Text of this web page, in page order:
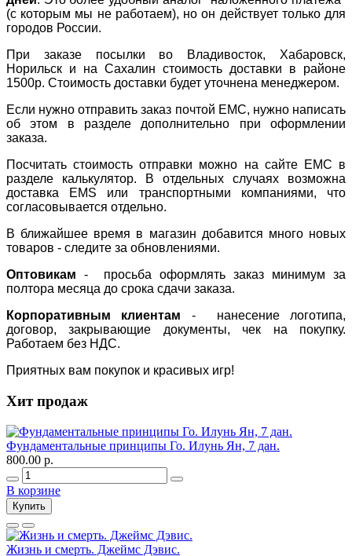
(с которым мы не работаем), но он действует только для
городов России.
При заказе посылки во Владивосток, Хабаровск,
Норильск и на Сахалин стоимость доставки в районе
1500р. Стоимость доставки будет уточнена менеджером.
Если нужно отправить заказ почтой ЕМС, нужно написать
об этом в разделе дополнительно при оформлении
заказа.
Посчитать стоимость отправки можно на сайте ЕМС в
разделе калькулятор. В отдельных случаях возможна
доставка EMS или транспортными компаниями, что
согласовывается отдельно.
В ближайшее время в магазин добавится много новых
товаров - следите за обновлениями.
Оптовикам - просьба оформлять заказ минимум за
полтора месяца до срока сдачи заказа.
Корпоративным клиентам - нанесение логотипа,
договор, закрывающие документы, чек на покупку.
Работаем без НДС.
Приятных вам покупок и красивых игр!
Хит продаж
Фундаментальные принципы Го. Илунь Ян, 7 дан.
800.00 р.
В корзине
Купить
Жизнь и смерть. Джеймс Дэвис.